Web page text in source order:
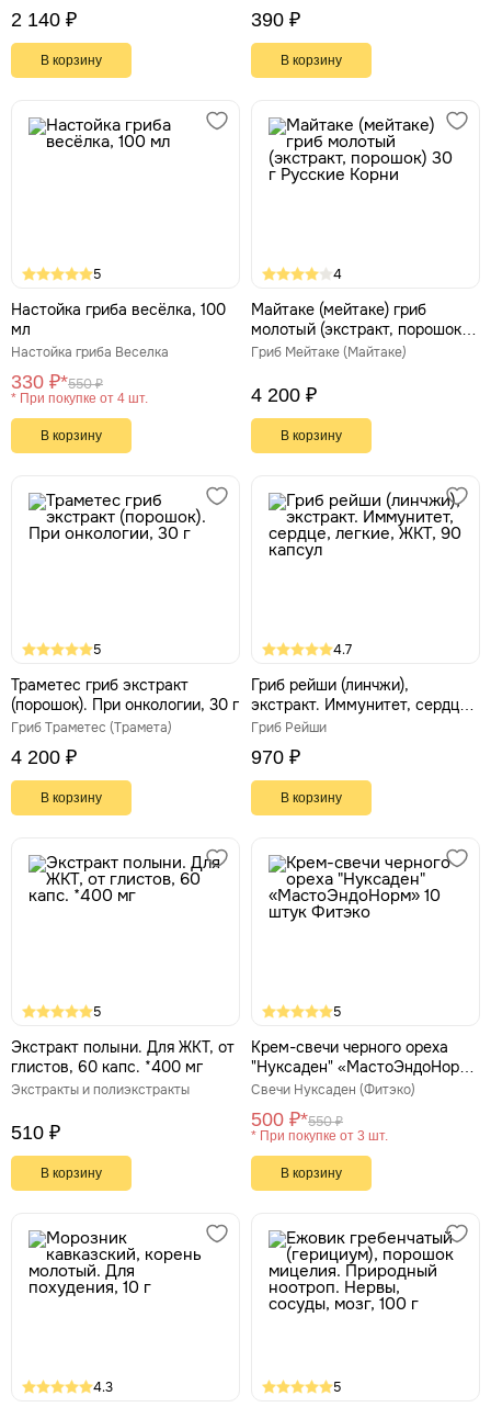
2 140 ₽
В корзину
390 ₽
В корзину
5
Настойка гриба весёлка, 100
мл
Настойка гриба Веселка
330 ₽*550 ₽
* При покупке от 4 шт.
В корзину
4
Майтаке (мейтаке) гриб
молотый (экстракт, порошок)
30 г Русские Корни
Гриб Мейтаке (Майтаке)
4 200 ₽
В корзину
5
Траметес гриб экстракт
(порошок). При онкологии, 30 г
Гриб Траметес (Трамета)
4 200 ₽
В корзину
4.7
Гриб рейши (линчжи),
экстракт. Иммунитет, сердце,
легкие, ЖКТ, 90 капсул
Гриб Рейши
970 ₽
В корзину
5
Экстракт полыни. Для ЖКТ, от
глистов, 60 капс. *400 мг
Экстракты и полиэкстракты
510 ₽
В корзину
5
Крем-свечи черного ореха
"Нуксаден" «МастоЭндоНорм»
10 штук Фитэко
Свечи Нуксаден (Фитэко)
500 ₽*550 ₽
* При покупке от 3 шт.
В корзину
4.3 5